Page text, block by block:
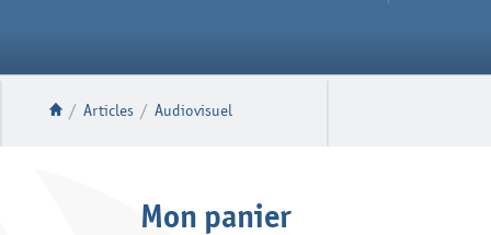
/ Articles / Audiovisuel
Mon panier